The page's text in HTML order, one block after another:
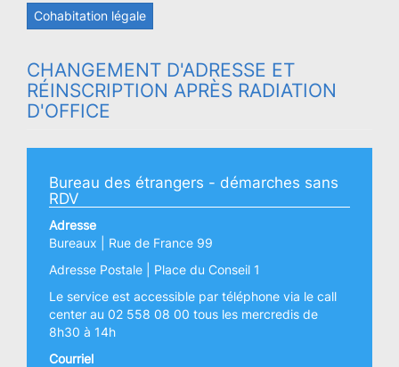
Cohabitation légale
CHANGEMENT D'ADRESSE ET
RÉINSCRIPTION APRÈS RADIATION
D'OFFICE
Bureau des étrangers - démarches sans
RDV
Adresse
Bureaux | Rue de France 99
Adresse Postale | Place du Conseil 1
Le service est accessible par téléphone via le call
center au 02 558 08 00 tous les mercredis de
8h30 à 14h
Courriel